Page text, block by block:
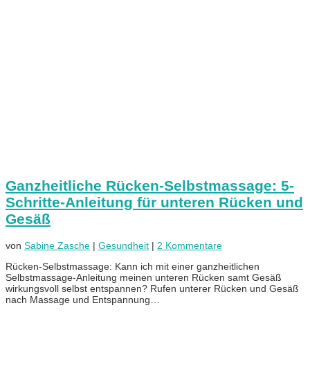
Ganzheitliche Rücken-Selbstmassage: 5-
Schritte-Anleitung für unteren Rücken und
Gesäß
von Sabine Zasche | Gesundheit | 2 Kommentare
Rücken-Selbstmassage: Kann ich mit einer ganzheitlichen
Selbstmassage-Anleitung meinen unteren Rücken samt Gesäß
wirkungsvoll selbst entspannen? Rufen unterer Rücken und Gesäß
nach Massage und Entspannung…